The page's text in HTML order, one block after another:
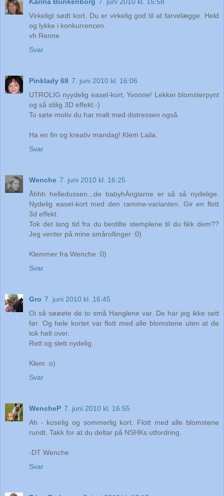
Virkeligt sødt kort. Du er virkelig god til at farvelægge. Held
og lykke i konkurrencen.
vh Renne
Svar
Pinklady 68 7. juni 2010 kl. 16:06
UTROLIG nyydelig easel-kort, Yvonne! Lekker blomsterpynt
og så stilig 3D effekt:-)
To søte motiv du har malt med distressen også.
Ha en fin og kreativ mandag! Klem Laila.
Svar
Wenche 7. juni 2010 kl. 16:25
Åhhh helledussen...de babyhÄnglarne er så så nydelige.
Nydelig easel-kort med den ramme-varianten. Gir en flott
3d effekt.
Tok det lang tid fra du bestilte stemplene til du fikk dem??
Jeg venter på mine smårollinger :0)
Klemmer fra Wenche :0)
Svar
Gro 7. juni 2010 kl. 16:45
Oi så søøøte de to små Hanglene var. De har jeg ikke sett
før. Og hele kortet var flott med alle blomstene uten at de
tok helt over.
Rett og slett nydelig.
Klem :o)
Svar
WencheP 7. juni 2010 kl. 16:55
Ah - koselig og sommerlig kort. Flott med alle blomstene
rundt. Takk for at du deltar på NSHKs utfordring.
-DT Wenche
Svar